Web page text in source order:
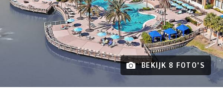
BEKIJK 8 FOTO'S